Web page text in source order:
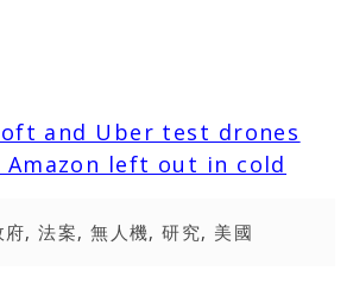
and Uber test drones
left out in cold
府,法案,無人機,研究, 美國